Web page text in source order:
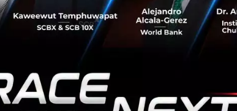
ริษัทวิตามินเกี่ยวกับเส้นผมที่ตัวเองกำลังทำอยู่ โดย
งวิธีการในอดีตก็คือคุณจะต้องไปธนาคารเพื่อที่จะขอ
แต่เมื่อมีบริการ Cloud Funding ก็ทำให้เข้าถึงแหล่งเ
จะทำการคำนวณให้ใช้เวลาเพียงเล็กน้อยเท่านั้น แล